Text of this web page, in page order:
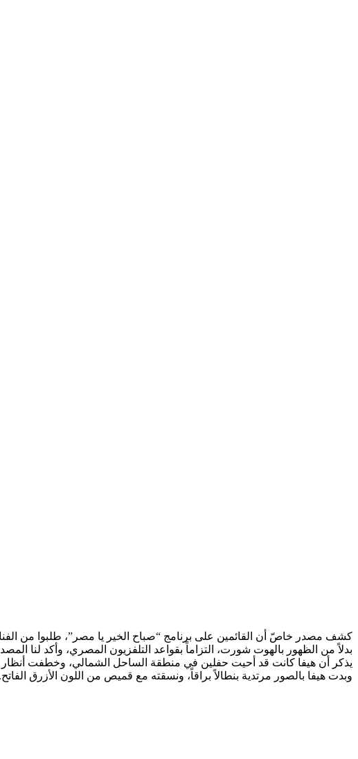
كشف مصدر خاصّ أن القائمين على برنامج “صباح الخير يا مصر”، طلبوا من
بدلاً من الظهور بالهوت شورت، التزاماً بقواعد التلفزيون المصري، وأكد
يذكر أن هيفا كانت قد أحيت حفلين في منطقة الساحل الشمالي، وخطفت أنظار
وبدت هيفا بالصور مرتدية بنطالاً براقاً، ونسقته مع قميص من اللون الأزرق الفاتح.